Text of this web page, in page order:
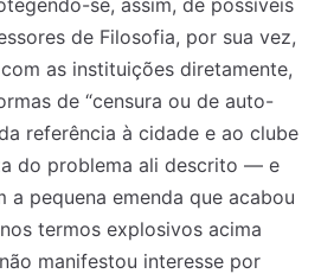
se, assim, de possíveis
de Filosofia, por sua vez,
as instituições diretamente,
de “censura ou de auto-
referência à cidade e ao clube
do problema ali descrito — e
pequena emenda que acabou
termos explosivos acima
manifestou interesse por